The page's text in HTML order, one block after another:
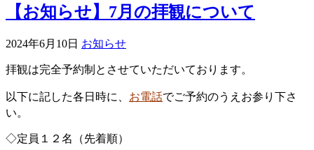
【お知らせ】7月の拝観について
2024年6月10日 お知らせ
拝観は完全予約制とさせていただいております。
以下に記した各日時に、 お電話でご予約のうえお参り下さ
い。
◇定員１２名（先着順）